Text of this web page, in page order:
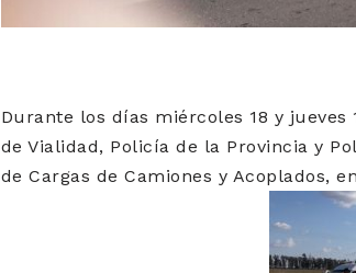
Durante los días miércoles 18 y
de Vialidad, Policía de la Provincia y
de Cargas de Camiones y Acoplados,